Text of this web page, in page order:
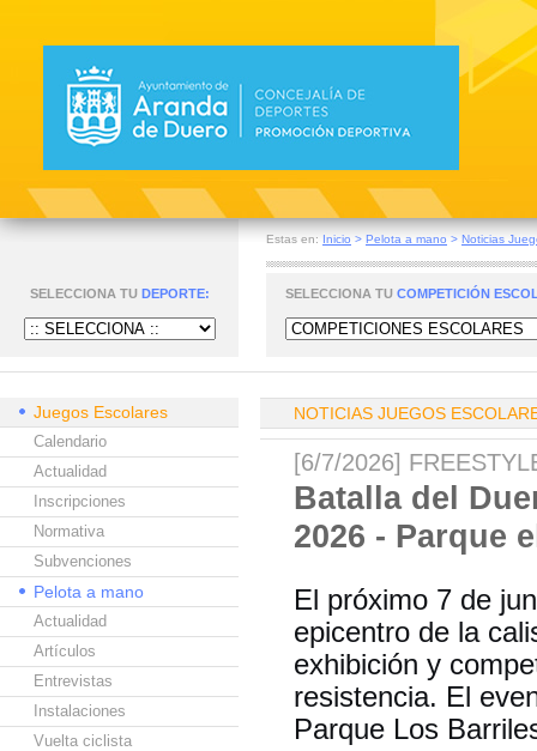
Estas en: Inicio > Pelota a mano > Noticias
SELECCIONA TU DEPORTE: SELECCIONA TU COMPETICIÓN
Juegos Escolares
Calendario
Actualidad
Inscripciones
Normativa
Subvenciones
Pelota a mano
Actualidad
Artículos
Entrevistas
Instalaciones
Vuelta ciclista
NOTICIAS JUEGOS
[6/7/2026]
Batalla del
2026 - Parque
El próximo 7 de
epicentro de la
exhibición y
resistencia. El
Parque Los